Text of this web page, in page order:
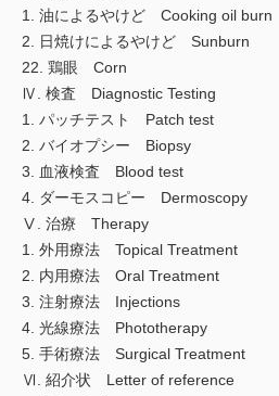
1. 油によるやけど Cooking oil burn
2. 日焼けによるやけど Sunburn
22. 鶏眼 Corn
Ⅳ. 検査 Diagnostic Testing
1. パッチテスト Patch test
2. バイオプシー Biopsy
3. 血液検査 Blood test
4. ダーモスコピー Dermoscopy
Ⅴ. 治療 Therapy
1. 外用療法 Topical Treatment
2. 内用療法 Oral Treatment
3. 注射療法 Injections
4. 光線療法 Phototherapy
5. 手術療法 Surgical Treatment
Ⅵ. 紹介状 Letter of reference